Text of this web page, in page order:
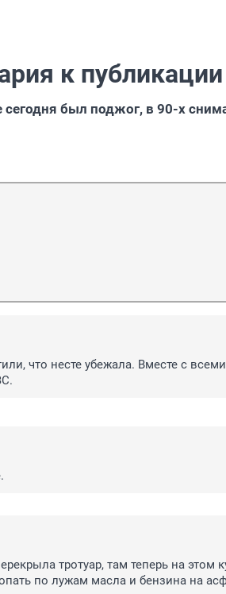
к публикации
сегодня был поджог, в 90-х
что несте убежала. Вместе с
тротуар, там теперь на этом
по лужам масла и бензина на